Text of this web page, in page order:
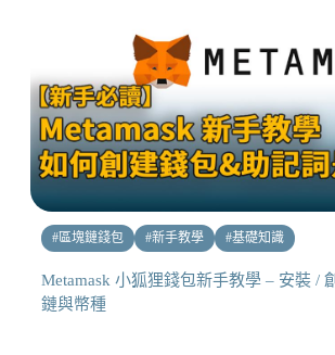
#區塊鏈錢包 #新手教學 #基礎知識
Metamask 小狐狸錢包新手教學 – 安裝 /
鏈與幣種